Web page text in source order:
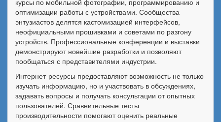
курсы по мобильной фотографии, программированию и
оптимизации работы с устройствами. Сообщества
энтузиастов делятся кастомизацией интерфейсов,
неофициальными прошивками и советами по разгону
устройств. Профессиональные конференции и выставки
демонстрируют новейшие разработки и позволяют
пообщаться с представителями индустрии.
Интернет-ресурсы предоставляют возможность не только
изучать информацию, но и участвовать в обсуждениях,
задавать вопросы и получать консультации от опытных
пользователей. Сравнительные тесты
производительности помогают оценить реальные